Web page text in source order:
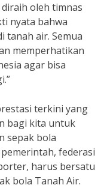
oleh timnas
nyata bahwa
tanah air. Semua
memperhatikan
agar bisa
terkini yang
bagi kita untuk
sepak bola
federasi
harus bersatu
bola Tanah Air.